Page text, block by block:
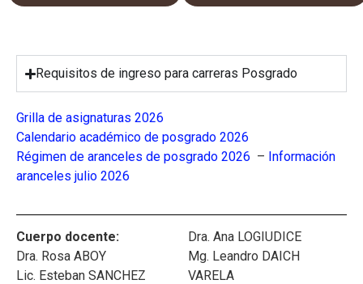
Requisitos de ingreso para carreras Posgrado
Grilla de asignaturas 2026
Calendario académico de posgrado 2026
Régimen de aranceles de posgrado 2026 – Información
aranceles julio 2026
Cuerpo docente:
Dra. Rosa ABOY
Lic. Esteban SANCHEZ
Dra. Ana LOGIUDICE
Mg. Leandro DAICH
VARELA